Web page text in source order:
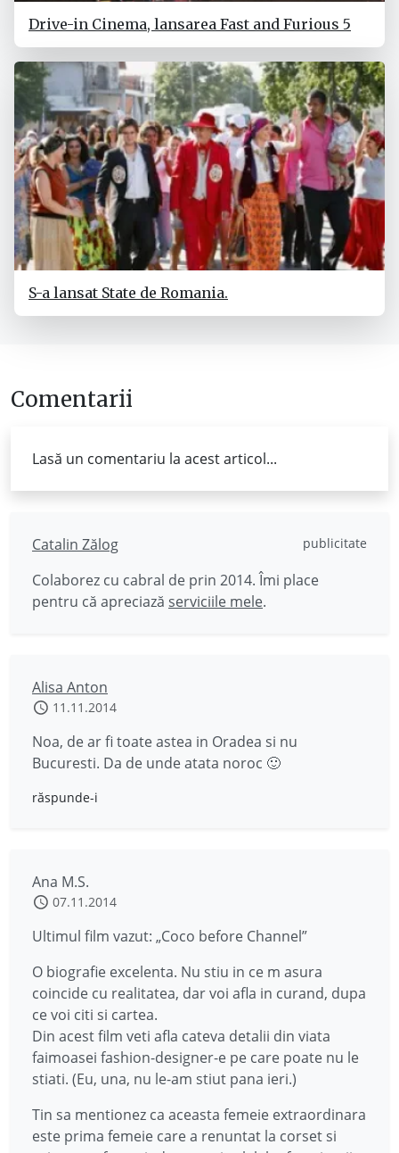
Drive-in Cinema, lansarea Fast and Furious 5
S-a lansat State de Romania.
Comentarii
Lasă un comentariu la acest articol...
Catalin Zălog publicitate
Colaborez cu cabral de prin 2014. Îmi place
pentru că apreciază serviciile mele.
Alisa Anton
11.11.2014
Noa, de ar fi toate astea in Oradea si nu
Bucuresti. Da de unde atata noroc 🙂
răspunde-i
Ana M.S.
07.11.2014
Ultimul film vazut: „Coco before Channel”
O biografie excelenta. Nu stiu in ce m asura
coincide cu realitatea, dar voi afla in curand, dupa
ce voi citi si cartea.
Din acest film veti afla cateva detalii din viata
faimoasei fashion-designer-e pe care poate nu le
stiati. (Eu, una, nu le-am stiut pana ieri.)
Tin sa mentionez ca aceasta femeie extraordinara
este prima femeie care a renuntat la corset si